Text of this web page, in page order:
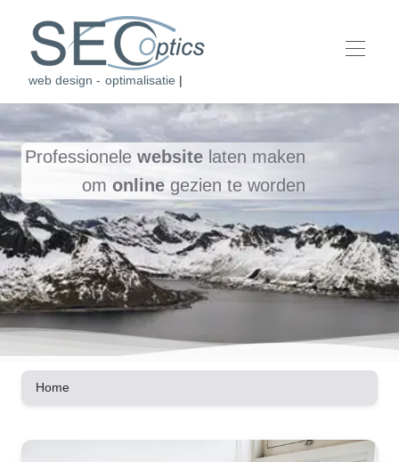
web design - optimalisatie - ho
Professionele website laten maken
om online gezien te worden
Home